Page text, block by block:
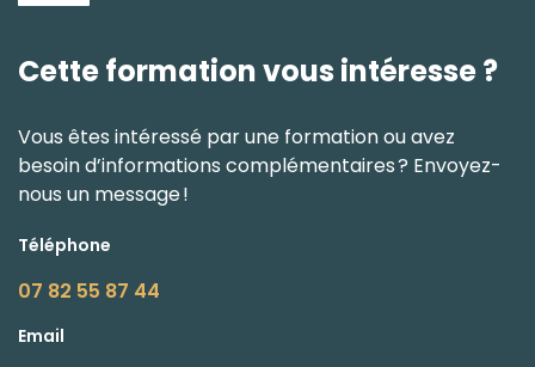
Cette formation vous intéresse ?
Vous êtes intéressé par une formation ou avez
besoin d’informations complémentaires ? Envoyez-
nous un message !
Téléphone
07 82 55 87 44
Email